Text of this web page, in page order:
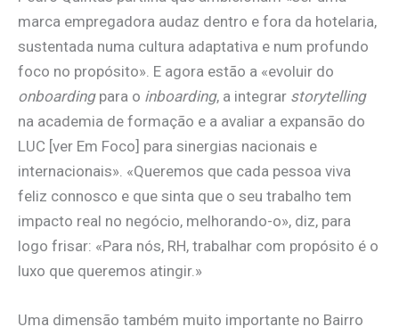
marca empregadora audaz dentro e fora da hotelaria,
sustentada numa cultura adaptativa e num profundo
foco no propósito». E agora estão a «evoluir do
onboarding para o inboarding, a integrar storytelling
na academia de formação e a avaliar a expansão do
LUC [ver Em Foco] para sinergias nacionais e
internacionais». «Queremos que cada pessoa viva
feliz connosco e que sinta que o seu trabalho tem
impacto real no negócio, melhorando-o», diz, para
logo frisar: «Para nós, RH, trabalhar com propósito é o
luxo que queremos atingir.»
Uma dimensão também muito importante no Bairro